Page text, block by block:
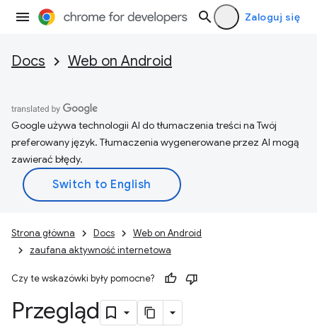
Zaloguj się
Docs Web on Android
Google używa technologii AI do tłumaczenia treści na Twój
preferowany język. Tłumaczenia wygenerowane przez AI mogą
zawierać błędy.
Strona główna Docs
Web on Android
zaufana aktywność internetowa
Czy te wskazówki były pomocne?
Przegląd